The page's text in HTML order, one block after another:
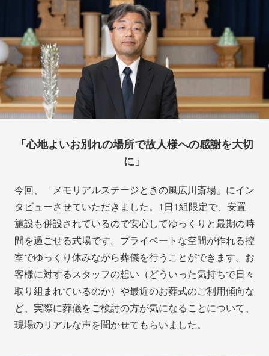
「心地よいお別れの場所で故人様への感謝を大切
に」
今回、「メモリアルステージときの風広川斎場」にイン
タビューさせていただきました。1日1組限定で、安置
施設も併設されているので安心してゆっくりと最期の時
間を過ごせる式場です。プライベートな空間が作れる控
室でゆっくり休みながら葬儀を行うことができます。お
客様に対するスタッフの想い（どういった気持ちで日々
取り組まれているのか）や最近のお葬式のご利用傾向な
ど、実際に葬儀をご検討の方が気になることについて、
現場のリアルな声を聞かせてもらいました。